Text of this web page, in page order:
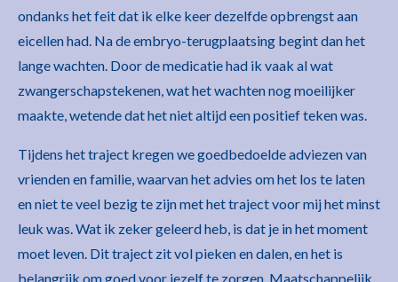
ondanks het feit dat ik elke keer dezelfde opbrengst aan
eicellen had. Na de embryo-terugplaatsing begint dan het
lange wachten. Door de medicatie had ik vaak al wat
zwangerschapstekenen, wat het wachten nog moeilijker
maakte, wetende dat het niet altijd een positief teken was.
Tijdens het traject kregen we goedbedoelde adviezen van
vrienden en familie, waarvan het advies om het los te laten
en niet te veel bezig te zijn met het traject voor mij het minst
leuk was. Wat ik zeker geleerd heb, is dat je in het moment
moet leven. Dit traject zit vol pieken en dalen, en het is
belangrijk om goed voor jezelf te zorgen. Maatschappelijk